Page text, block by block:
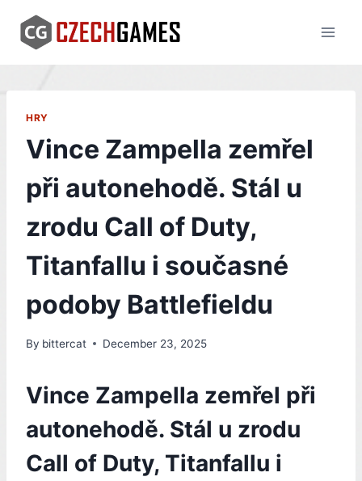
content
HRY
Vince Zampella zemřel
při autonehodě. Stál u
zrodu Call of Duty,
Titanfallu i současné
podoby Battlefieldu
By bittercat December 23, 2025
Vince Zampella zemřel při
autonehodě. Stál u zrodu
Call of Duty, Titanfallu i